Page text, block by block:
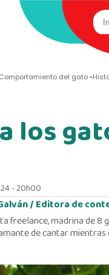
Comportamiento del gato
los
- 20h00
/Editora de
freelance, madrina de 8
de cantar mientras